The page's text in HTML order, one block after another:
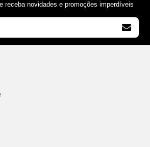
receba novidades e promoções imperdíveis